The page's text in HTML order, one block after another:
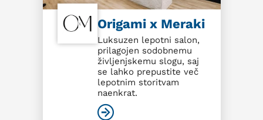
Origami x Meraki
Luksuzen lepotni salon,
prilagojen sodobnemu
življenjskemu slogu, saj
se lahko prepustite več
lepotnim storitvam
naenkrat.